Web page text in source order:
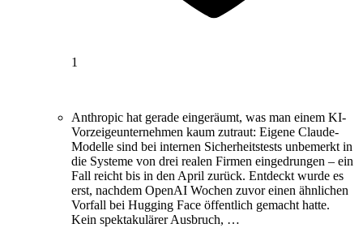
1
Anthropic hat gerade eingeräumt, was man einem KI-
Vorzeigeunternehmen kaum zutraut: Eigene Claude-
Modelle sind bei internen Sicherheitstests unbemerkt in
die Systeme von drei realen Firmen eingedrungen – ein
Fall reicht bis in den April zurück. Entdeckt wurde es
erst, nachdem OpenAI Wochen zuvor einen ähnlichen
Vorfall bei Hugging Face öffentlich gemacht hatte.
Kein spektakulärer Ausbruch, …